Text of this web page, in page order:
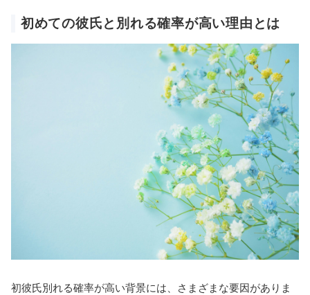
初めての彼氏と別れる確率が高い理由とは
初彼氏別れる確率が高い背景には、さまざまな要因がありま